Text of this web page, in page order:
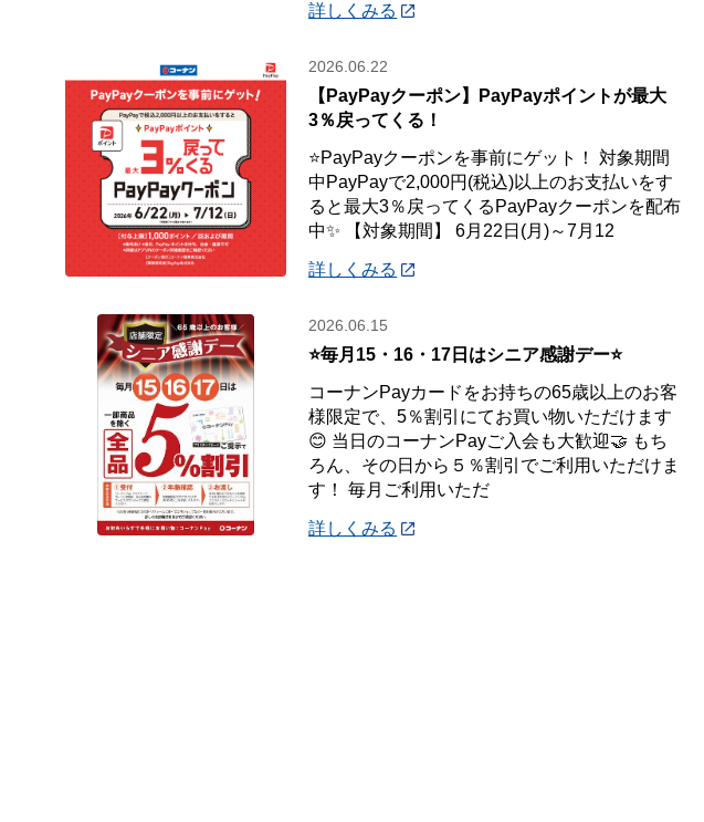
詳しくみる
2026.06.22
【PayPayクーポン】PayPayポイントが最大
3％戻ってくる！
⭐PayPayクーポンを事前にゲット！ 対象期間
中PayPayで2,000円(税込)以上のお支払いをす
ると最大3％戻ってくるPayPayクーポンを配布
中✨ 【対象期間】 6月22日(月)～7月12
詳しくみる
2026.06.15
⭐毎月15・16・17日はシニア感謝デー⭐
コーナンPayカードをお持ちの65歳以上のお客
様限定で、5％割引にてお買い物いただけます
😊 当日のコーナンPayご入会も大歓迎🤝 もち
ろん、その日から５％割引でご利用いただけま
す！ 毎月ご利用いただ
詳しくみる